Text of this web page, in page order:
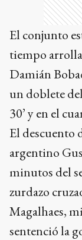
El conjunto
tiempo
Damián
un doblete
30’ y en el
El descuento
argentino
minutos del
zurdazo
Magalhaes,
sentenció la